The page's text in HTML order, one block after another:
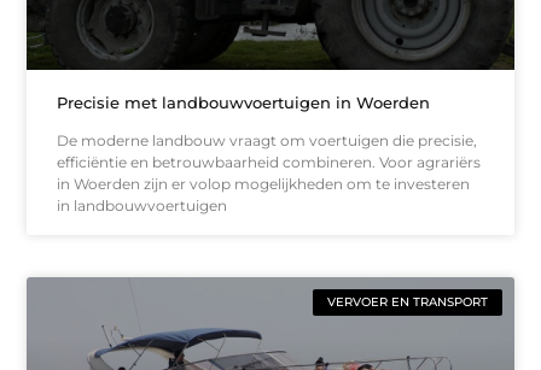
Precisie met landbouwvoertuigen in Woerden
De moderne landbouw vraagt om voertuigen die precisie,
efficiëntie en betrouwbaarheid combineren. Voor agrariërs
in Woerden zijn er volop mogelijkheden om te investeren
in landbouwvoertuigen
VERVOER EN TRANSPORT